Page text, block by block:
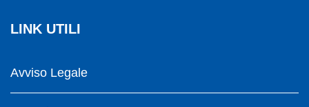
LINK UTILI
Avviso Legale